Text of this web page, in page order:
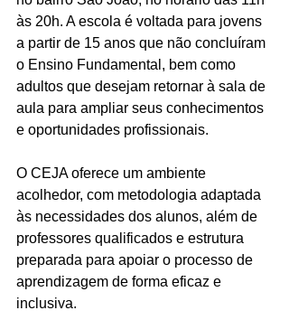
às 20h. A escola é voltada para jovens
a partir de 15 anos que não concluíram
o Ensino Fundamental, bem como
adultos que desejam retornar à sala de
aula para ampliar seus conhecimentos
e oportunidades profissionais.
O CEJA oferece um ambiente
acolhedor, com metodologia adaptada
às necessidades dos alunos, além de
professores qualificados e estrutura
preparada para apoiar o processo de
aprendizagem de forma eficaz e
inclusiva.